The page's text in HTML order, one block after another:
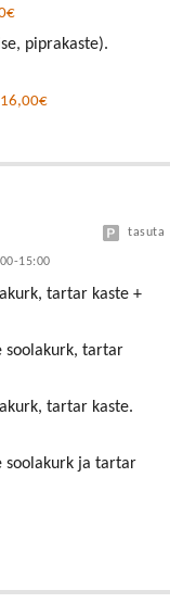
piprakaste).
16,00€
15:00
tasuta
tartar kaste +
soolakurk, tartar
tartar kaste.
soolakurk ja tartar